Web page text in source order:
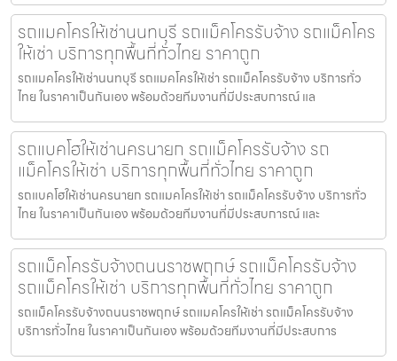
รถแมคโครให้เช่านนทบุรี รถแม็คโครรับจ้าง รถแม็คโคร
ให้เช่า บริการทุกพื้นที่ทั่วไทย ราคาถูก
รถแมคโครให้เช่านนทบุรี รถแมคโครให้เช่า รถแม็คโครรับจ้าง บริการทั่ว
ไทย ในราคาเป็นกันเอง พร้อมด้วยทีมงานที่มีประสบการณ์ แล
รถแบคโฮให้เช่านครนายก รถแม็คโครรับจ้าง รถ
แม็คโครให้เช่า บริการทุกพื้นที่ทั่วไทย ราคาถูก
รถแบคโฮให้เช่านครนายก รถแมคโครให้เช่า รถแม็คโครรับจ้าง บริการทั่ว
ไทย ในราคาเป็นกันเอง พร้อมด้วยทีมงานที่มีประสบการณ์ และ
รถแม็คโครรับจ้างถนนราชพฤกษ์ รถแม็คโครรับจ้าง
รถแม็คโครให้เช่า บริการทุกพื้นที่ทั่วไทย ราคาถูก
รถแม็คโครรับจ้างถนนราชพฤกษ์ รถแมคโครให้เช่า รถแม็คโครรับจ้าง
บริการทั่วไทย ในราคาเป็นกันเอง พร้อมด้วยทีมงานที่มีประสบการ